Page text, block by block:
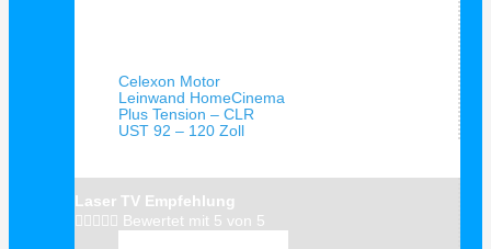
Celexon Motor
Leinwand HomeCinema
Plus Tension – CLR
UST 92 – 120 Zoll
Laser TV Empfehlung
     Bewertet mit 5 von 5